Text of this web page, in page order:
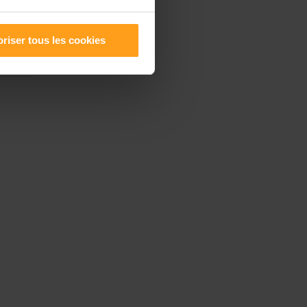
tous les cookies